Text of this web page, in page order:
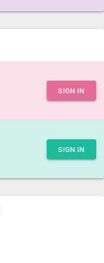
CLOSE
SIGN IN
SIGN IN
CLOSE